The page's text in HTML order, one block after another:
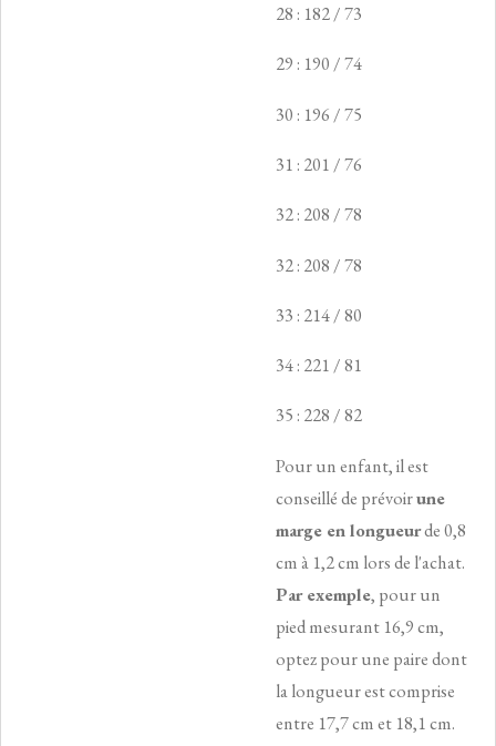
28 : 182 / 73
29 : 190 / 74
30 : 196 / 75
31 : 201 / 76
32 : 208 / 78
32 : 208 / 78
33 : 214 / 80
34 : 221 / 81
35 : 228 / 82
Pour un enfant, il est
conseillé de prévoirune
marge en longueurde 0,8
cm à 1,2 cm lors de l'achat.
Par exemple, pour un
pied mesurant 16,9 cm,
optez pour une paire dont
la longueur est comprise
entre 17,7 cm et 18,1 cm.